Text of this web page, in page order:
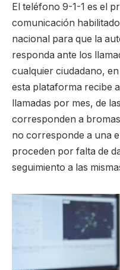
El teléfono 9-1-1 es el
comunicación
nacional para que la
responda ante los
cualquier ciudadano,
esta plataforma recibe
llamadas por mes, de
corresponden a
no corresponde a una
proceden por falta de
seguimiento a las